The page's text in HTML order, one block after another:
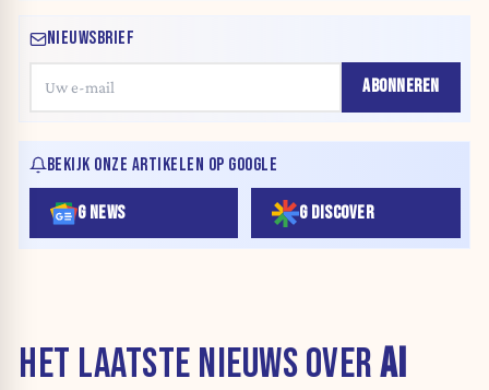
NIEUWSBRIEF
ABONNEREN
BEKIJK ONZE ARTIKELEN OP GOOGLE
G NEWS G DISCOVER
HET LAATSTE NIEUWS OVERAI